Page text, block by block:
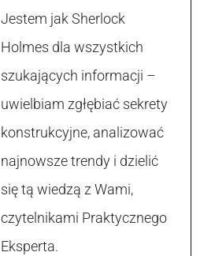
Jestem jak Sherlock
Holmes dla wszystkich
szukających informacji –
uwielbiam zgłębiać sekrety
konstrukcyjne, analizować
najnowsze trendy i dzielić
się tą wiedzą z Wami,
czytelnikami Praktycznego
Eksperta.